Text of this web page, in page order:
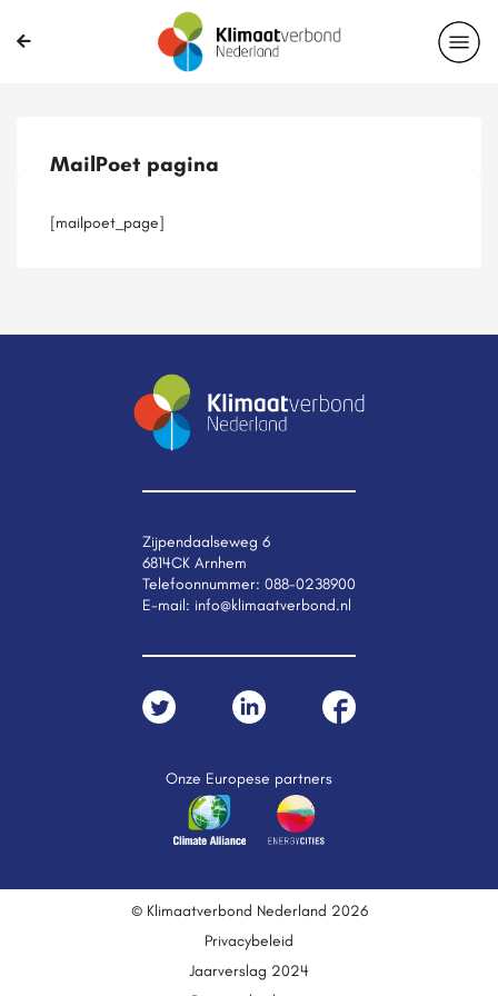
Casussen
MailPoet pagina
[mailpoet_page]
Zijpendaalseweg 6
6814CK Arnhem
Telefoonnummer: 088-0238900
E-mail: info@klimaatverbond.nl
Onze Europese partners
© Klimaatverbond Nederland 2026
Privacybeleid
Jaarverslag 2024